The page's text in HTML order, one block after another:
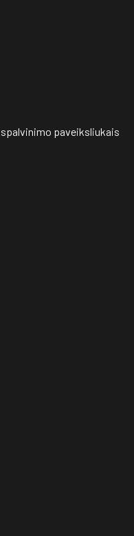
paveiksliukais